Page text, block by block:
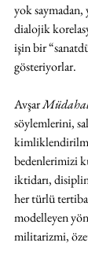
yok saymadan,
dialojik
işin bir
gösteriyorlar.
Avşar
söylemlerini,
bedenlerimizi
iktidarı,
her türlü
modelleyen
militarizmi,